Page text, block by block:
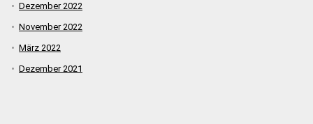
Dezember 2022
November 2022
März 2022
Dezember 2021